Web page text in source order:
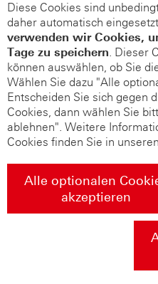
Diese Cookies sind
daher automatisch
verwenden wir Cookies,
Tage zu speichern. Dieser
können auswählen, ob Sie
Wählen Sie dazu "Alle
Entscheiden Sie sich gegen
Cookies, dann wählen Sie
ablehnen". Weitere
Cookies finden Sie in unseren
Alle optionalen
akzeptieren